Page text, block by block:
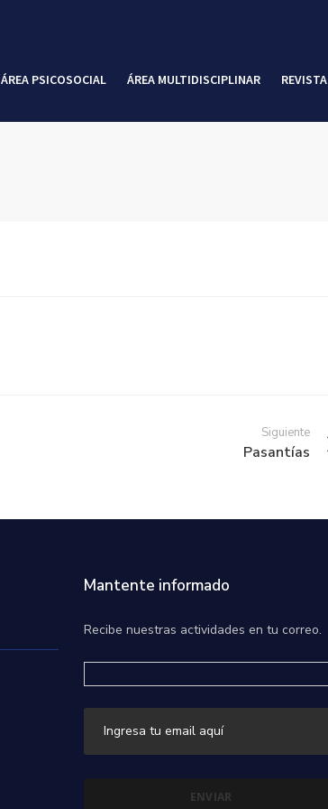
ÁREA PSICOSOCIAL ÁREA MULTIDISCIPLINAR REVISTA
Siguiente
Pasantías
Mantente informado
Recibe nuestras actividades en tu correo.